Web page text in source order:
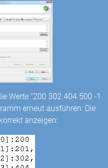
Werte "200 302 404 500 -1
erneut ausführen: Die
anzeigen: